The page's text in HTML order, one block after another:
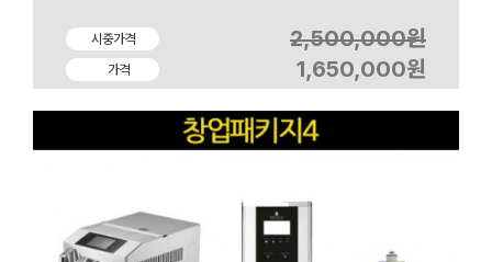
시중가격 2,500,000원
가격 1,650,000원